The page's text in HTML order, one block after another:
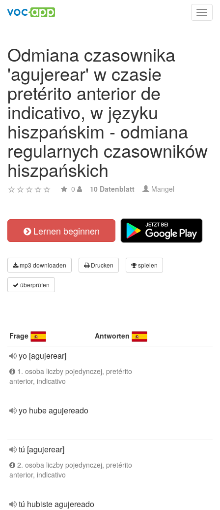
Odmiana czasownika
'agujerear' w czasie
pretérito anterior de
indicativo, w języku
hiszpańskim - odmiana
regularnych czasowników
hiszpańskich
0 10 Datenblatt Mangel
Lernen beginnen
mp3 downloaden Drucken spielen
überprüfen
Frage Antworten
yo [agujerear]
1. osoba liczby pojedynczej, pretérito
anterior, indicativo
yo hube agujereado
tú [agujerear]
2. osoba liczby pojedynczej, pretérito
anterior, indicativo
tú hubiste agujereado